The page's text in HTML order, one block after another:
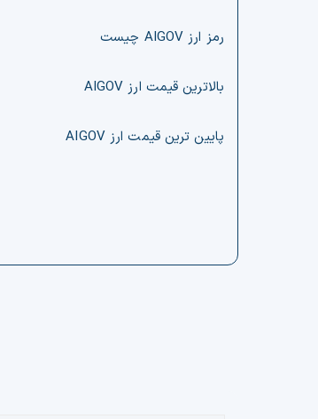
رمز ارز AIGOV چیست
بالاترین قیمت ارز AIGOV
پایین ترین قیمت ارز AIGOV